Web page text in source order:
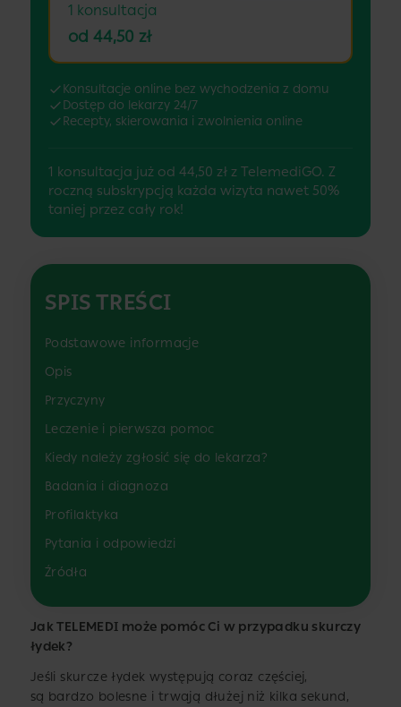
1 konsultacja
od 44,50 zł
Konsultacje online bez wychodzenia z domu
Dostęp do lekarzy 24/7
Recepty, skierowania i zwolnienia online
1 konsultacja już od 44,50 zł z TelemediGO. Z
roczną subskrypcją każda wizyta nawet 50%
taniej przez cały rok!
SPIS TREŚCI
Podstawowe informacje
Opis
Przyczyny
Leczenie i pierwsza pomoc
Kiedy należy zgłosić się do lekarza?
Badania i diagnoza
Profilaktyka
Pytania i odpowiedzi
Źródła
Jak TELEMEDI może pomóc Ci w przypadku skurczy
łydek?
Jeśli skurcze łydek występują coraz częściej,
są bardzo bolesne i trwają dłużej niż kilka sekund,